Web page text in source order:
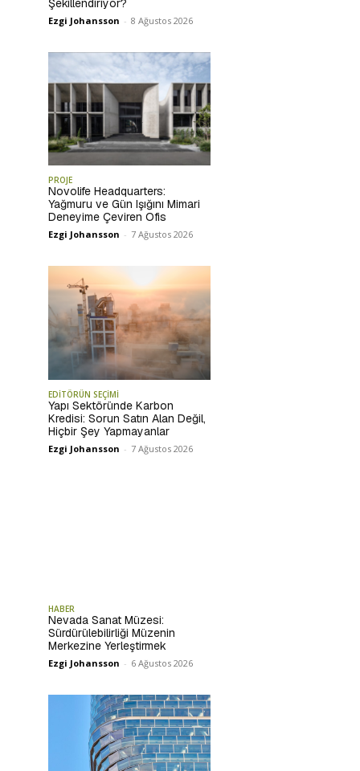
Şekillendiriyor?
Ezgi Johansson - 8 Ağustos 2026
PROJE
Novolife Headquarters:
Yağmuru ve Gün Işığını Mimari
Deneyime Çeviren Ofis
Ezgi Johansson - 7 Ağustos 2026
EDİTÖRÜN SEÇİMİ
Yapı Sektöründe Karbon
Kredisi: Sorun Satın Alan Değil,
Hiçbir Şey Yapmayanlar
Ezgi Johansson - 7 Ağustos 2026
HABER
Nevada Sanat Müzesi:
Sürdürülebilirliği Müzenin
Merkezine Yerleştirmek
Ezgi Johansson - 6 Ağustos 2026